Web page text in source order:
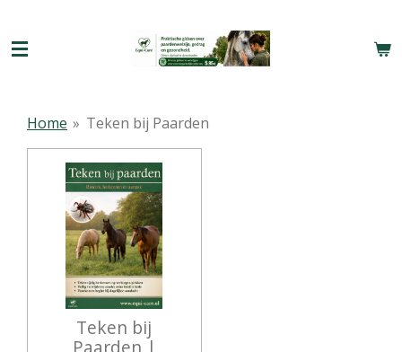
direct
naar
Home » Teken bij Paarden
Teken bij
Paarden |